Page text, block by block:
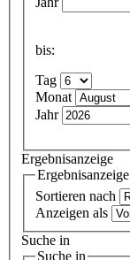
bis:
Tag
Monat
Jahr
Ergebnisanzeige
Ergebnisanzeige
Sortieren nach
Anzeigen als
Suche in
Suche in